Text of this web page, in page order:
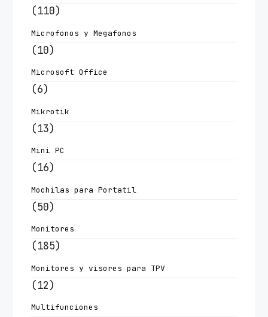
(110)
Microfonos y Megafonos
(10)
Microsoft Office
(6)
Mikrotik
(13)
Mini PC
(16)
Mochilas para Portatil
(50)
Monitores
(185)
Monitores y visores para TPV
(12)
Multifunciones